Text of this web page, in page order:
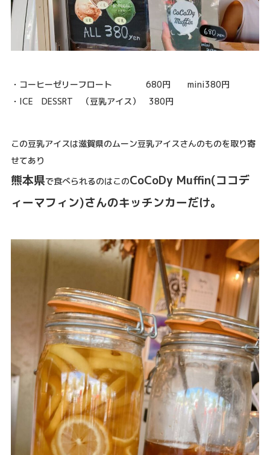
・コーヒーゼリーフロート 680円 mini380円
・ICE DESSRT （豆乳アイス） 380円
この豆乳アイスは滋賀県のムーン豆乳アイスさんのものを取り寄
せてあり
熊本県で食べられるのはこのCoCoDy Muffin(ココデ
ィーマフィン)さんのキッチンカーだけ。